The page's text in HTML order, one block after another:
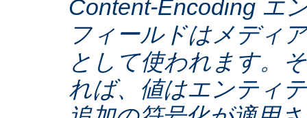
Content-Encoding エ
フィールドはメディ
として使われます。
れば、値はエンティ